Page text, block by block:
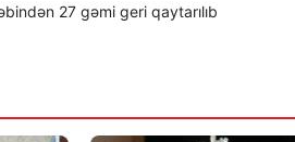
27 gəmi geri qaytarılıb